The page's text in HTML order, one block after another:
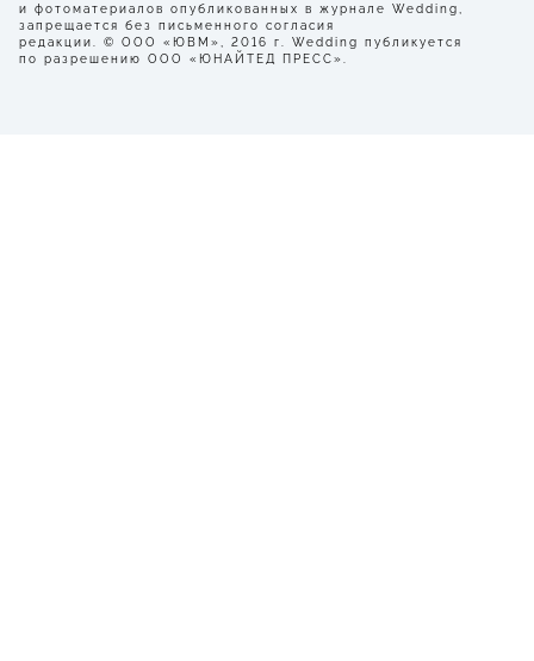
и фотоматериалов опубликованных в журнале Wedding,
запрещается без письменного согласия
редакции. © ООО «ЮВМ», 2016 г. Wedding публикуется
по разрешению ООО «ЮНАЙТЕД ПРЕСС».